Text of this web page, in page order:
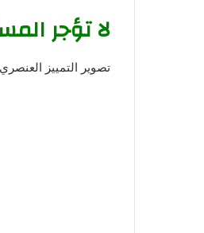
لا تؤجر
تصوير التمييز